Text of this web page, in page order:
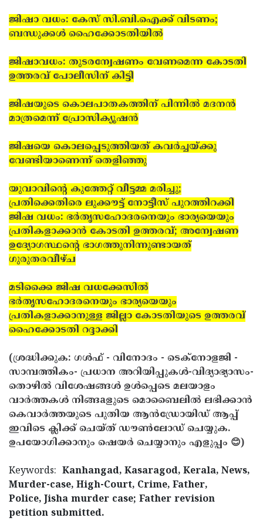
ജിഷാ വധം: കേസ് സി.ബി.ഐക്ക് വിടണം;
ബന്ധുക്കള്‍ ഹൈക്കോടതിയില്‍
ജിഷാ­വധം: തുട­ര­ന്വേ­ഷ­ണം വേ­ണ­മെന്ന കോടതി
ഉത്ത­ര­വ് പോലീ­സി­ന് കിട്ടി
ജിഷയുടെ കൊലപാതകത്തിന് പിന്നില്‍ മദനന്‍
മാത്രമെന്ന് പ്രോസിക്യൂഷന്‍
ജിഷയെ കൊലപ്പെടുത്തിയത് കവര്‍ച്ചയ്ക്കു
വേണ്ടിയാണെന്ന് തെളിഞ്ഞു
യുവാവിന്റെ കുത്തേറ്റ് വീട്ടമ്മ മരിച്ചു;
പ്രതിക്കെതിരെ ലുക്കൗട്ട് നോട്ടീസ് പുറത്തിറക്കി
ജിഷ വധം: ഭര്‍തൃസഹോദരനെയും ഭാര്യയെയും
പ്രതികളാക്കാന്‍ കോടതി ഉത്തരവ്; അന്വേഷണ
ഉദ്യോഗസ്ഥന്റെ ഭാഗത്തുനിന്നുണ്ടായത്
ഗുരുതരവീഴ്ച
മടിക്കൈ ജിഷ വധക്കേസില്‍
ഭര്‍തൃസഹോദരനെയും ഭാര്യയെയും
പ്രതികളാക്കാനുള്ള ജില്ലാ കോടതിയുടെ ഉത്തരവ്
ഹൈക്കോടതി റദ്ദാക്കി
(ശ്രദ്ധിക്കുക: ഗൾഫ് - വിനോദം - ടെക്നോളജി -
സാമ്പത്തികം- പ്രധാന അറിയിപ്പുകൾ-വിദ്യാഭ്യാസം-
തൊഴിൽ വിശേഷങ്ങൾ ഉൾപ്പെടെ മലയാളം
വാർത്തകൾ നിങ്ങaളുടെ മൊബൈലിൽ ലഭിക്കാൻ
കെവാർത്തയുടെ പുതിയ ആൻഡ്രോയിഡ് ആപ്പ്
ഇവിടെ ക്ലിക്ക് ചെയ്ത് ഡൗൺലോഡ് ചെയ്യുക.
ഉപയോഗിക്കാനും ഷെയർ ചെയ്യാനും എളുപ്പം 😊)
Keywords: Kanhangad, Kasaragod, Kerala, News,
Murder-case, High-Court, Crime, Father,
Police, Jisha murder case; Father revision
petition submitted.